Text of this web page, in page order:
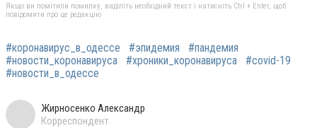
Якщо ви помітили помилку, виділіть необхідний текст і натисніть Ctrl + Enter, щоб
повідомити про це редакцію
#коронавирус_в_одессе #эпидемия
#пандемия
#новости_коронавируса
#хроники_коронавируса
#covid-19
#новости_в_одессе
Жирносенко Александр
Корреспондент